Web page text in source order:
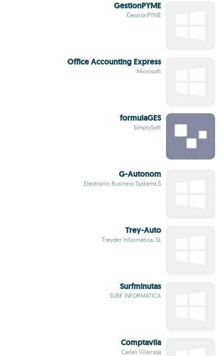
GestionPYME
GestiónPYME
Office Accounting Express
Microsoft
formulaGES
SimplySoft
G-Autonom
Electronic Business Systems S.
Trey-Auto
Treyder Informática, SL
Surfminutas
SURF INFORMATICA
Comptavila
Carles Vilarrasa